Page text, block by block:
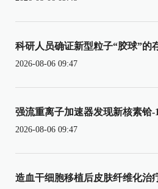
科研人员确证新型粒子“胶球”的
2026-08-06 09:47
强流重离子加速器发现新核素铪-
2026-08-06 09:47
造血干细胞移植后皮肤纤维化治